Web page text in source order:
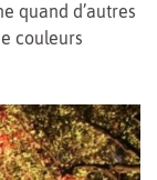
quand d’autres
couleurs